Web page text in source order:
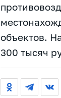
объектов.
300 тысяч